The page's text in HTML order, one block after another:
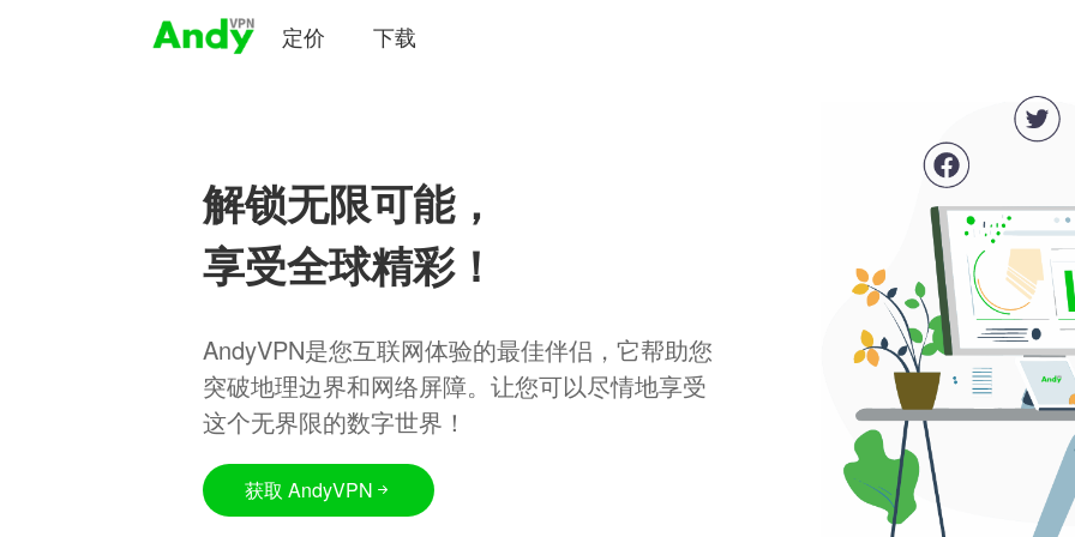
定价 下载
解锁无限可能，
享受全球精彩！
AndyVPN是您互联网体验的最佳伴侣，它帮助您
突破地理边界和网络屏障。让您可以尽情地享受
这个无界限的数字世界！
获取 AndyVPN